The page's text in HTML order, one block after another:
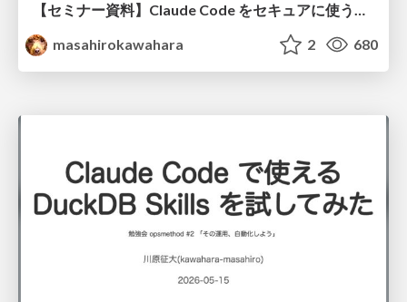
【セミナー資料】Claude Code をセキュアに使うための考え方と設定の勘どころ / Claude Code Webinar 20260616
masahirokawahara
2 680